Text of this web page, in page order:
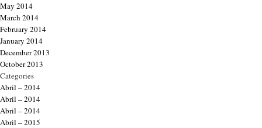
May 2014
March 2014
February 2014
January 2014
December 2013
October 2013
Categories
Abril – 2014
Abril – 2014
Abril – 2014
Abril – 2015